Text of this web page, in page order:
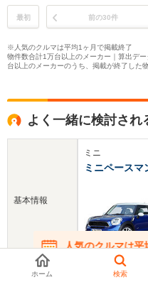
最初 前の30件
※人気のクルマは平均1ヶ月で掲載終了
物件数合計1万台以上のメーカー｜算出デ
台以上のメーカーのうち、掲載が終了した
よく一緒に検討され
基本情報
新車価格
ミニ
ミニペースマ
308～543万円
人気のクルマは平
在庫が無くなる前に
ホーム 検索